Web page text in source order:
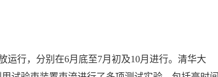
运行，分别在6月底至7月初及10月进行。清华大